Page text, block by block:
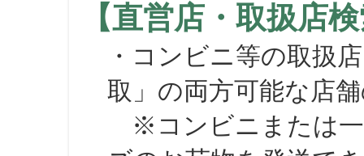
【直営店・取扱店
・コンビニ等の取扱
取」の両方可能な店
※コンビニまたは一